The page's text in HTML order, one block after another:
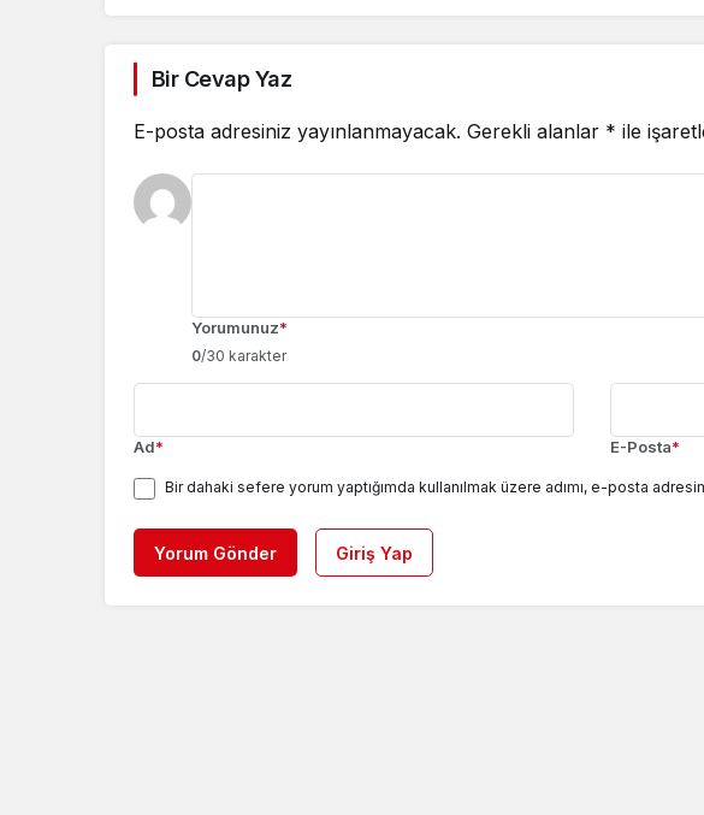
Bir Cevap Yaz
E-posta adresiniz yayınlanmayacak. Gerekli alanlar * ile
Yorumunuz*
0/30 karakter
Ad* E-Posta*
Bir dahaki sefere yorum yaptığımda kullanılmak üzere adımı, e-posta
Yorum Gönder Giriş Yap